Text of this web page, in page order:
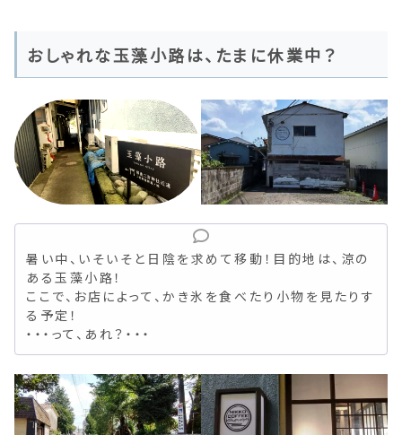
おしゃれな玉藻小路は、たまに休業中？
暑い中、いそいそと日陰を求めて移動！目的地は、涼の
ある玉藻小路！
ここで、お店によって、かき氷を食べたり小物を見たりす
る予定！
・・・って、あれ？・・・